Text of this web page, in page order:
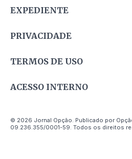
EXPEDIENTE
PRIVACIDADE
TERMOS DE USO
ACESSO INTERNO
© 2026 Jornal Opção. Publicado por
09.236.355/0001-59. Todos os direitos